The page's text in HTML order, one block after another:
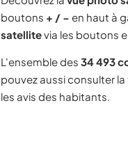
boutons + / − en haut à
satellitevia les boutons
L'ensemble des 34 493
pouvez aussi consulter la
les avis des habitants.